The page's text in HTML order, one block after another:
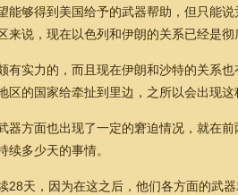
能够得到美国给予的武器帮助，但只能
来说，现在以色列和伊朗的关系已经是
有实力的，而且现在伊朗和沙特的关系
区的国家给牵扯到里边，之所以会出现
器方面也出现了一定的窘迫情况，就在
续多少天的事情。
28天，因为在这之后，他们各方面的武